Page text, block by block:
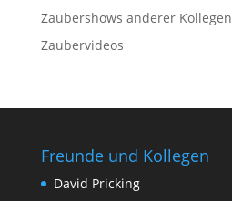
Zaubershows anderer Kollegen
Zaubervideos
Freunde und Kollegen
David Pricking